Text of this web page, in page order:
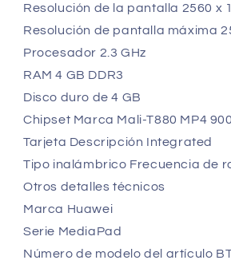
Resolución de la pantalla 2560 x
Resolución de pantalla máxima
Procesador 2.3 GHz
RAM 4 GB DDR3
Disco duro de 4 GB
Chipset Marca Mali-T880 MP4
Tarjeta Descripción Integrated
Tipo inalámbrico Frecuencia de
Otros detalles técnicos
Marca Huawei
Serie MediaPad
Número de modelo del artículo